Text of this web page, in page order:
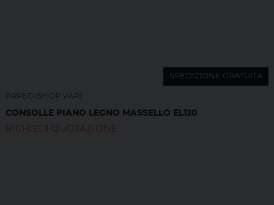
SPEDIZIONE GRATUITA
ARREDISHOP VARI
CONSOLLE PIANO LEGNO MASSELLO EL120
RICHIEDI QUOTAZIONE